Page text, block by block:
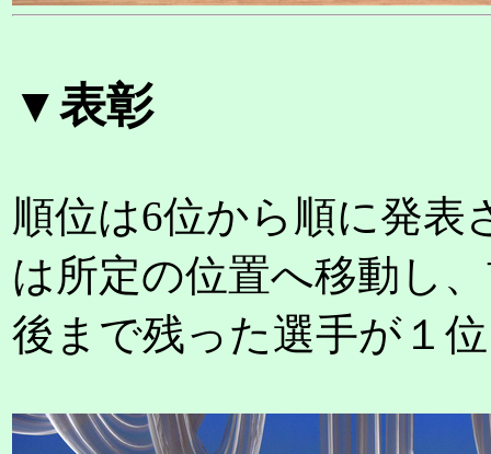
▼表彰
順位は6位から順に発表
は所定の位置へ移動し
後まで残った選手が１